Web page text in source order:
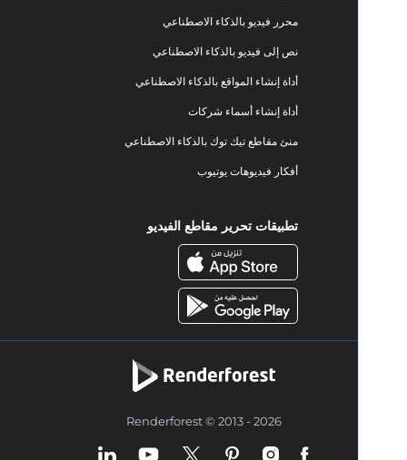
محرر فيديو بالذكاء الاصطناعي
نص إلى فيديو بالذكاء الاصطناعي
أداة إنشاء المواقع بالذكاء الاصطناعي
أداة إنشاء أسماء شركات
منئ مقاطع تيك توك بالذكاء الاصطناعي
أفكار فيديوهات يوتيوب
تطبيقات تحرير مقاطع الفيديو
Renderforest © 2013 - 2026